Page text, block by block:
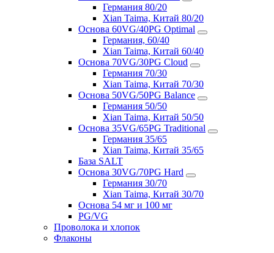
Германия 80/20
Xian Taima, Китай 80/20
Основа 60VG/40PG Optimal
Германия, 60/40
Xian Taima, Китай 60/40
Основа 70VG/30PG Cloud
Германия 70/30
Xian Taima, Китай 70/30
Основа 50VG/50PG Balance
Германия 50/50
Xian Taima, Китай 50/50
Основа 35VG/65PG Traditional
Германия 35/65
Xian Taima, Китай 35/65
База SALT
Основа 30VG/70PG Hard
Германия 30/70
Xian Taima, Китай 30/70
Основа 54 мг и 100 мг
PG/VG
Проволока и хлопок
Флаконы